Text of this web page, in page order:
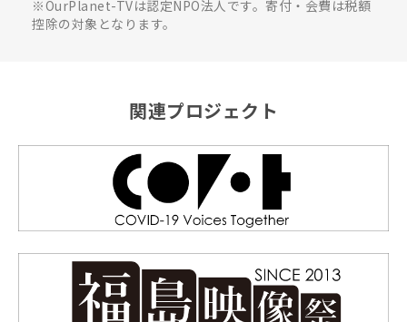
※OurPlanet-TVは認定NPO法人です。寄付・会費は税額
控除の対象となります。
関連プロジェクト